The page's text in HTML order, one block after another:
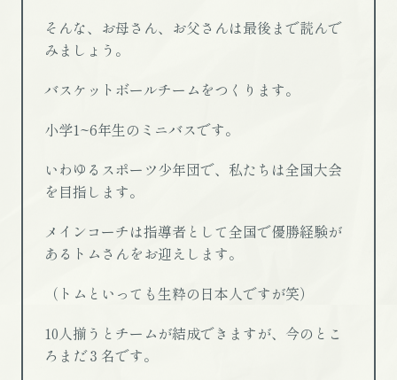
そんな、お母さん、お父さんは最後まで読んで
みましょう。
バスケットボールチームをつくります。
小学1~6年生のミニバスです。
いわゆるスポーツ少年団で、私たちは全国大会
を目指します。
メインコーチは指導者として全国で優勝経験が
あるトムさんをお迎えします。
（トムといっても生粋の日本人ですが笑）
10人揃うとチームが結成できますが、今のとこ
ろまだ３名です。